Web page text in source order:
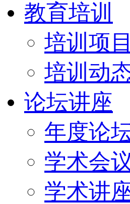
教育培训
培训项目
培训动
论坛讲座
年度论
学术会
学术讲